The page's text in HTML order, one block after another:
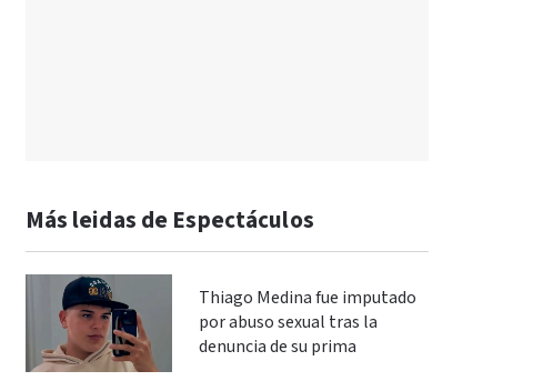
Más leidas de Espectáculos
Thiago Medina fue imputado
por abuso sexual tras la
denuncia de su prima